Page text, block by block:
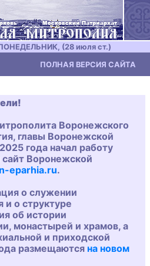
ПОНЕДЕЛЬНИК, (28 июля ст.)
ПОЛНАЯ ВЕРСИЯ САЙТА
Воронежского
главы Воронежской
года начал работу
Воронежской
eparhia.ru.
о служении
о структуре
об истории
монастырей и храмов, а
и приходской
размещаются на новом